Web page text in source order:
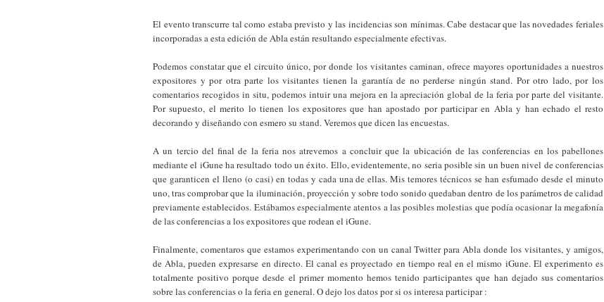
El evento transcurre tal como estaba previsto y las incidencias son mínimas. Cabe destacar que las novedades feriales
incorporadas a esta edición de Abla están resultando especialmente efectivas.
Podemos constatar que el circuito único, por donde los visitantes caminan, ofrece mayores oportunidades a nuestros
expositores y por otra parte los visitantes tienen la garantía de no perderse ningún stand. Por otro lado, por los
comentarios recogidos in situ, podemos intuir una mejora en la apreciación global de la feria por parte del visitante.
Por supuesto, el merito lo tienen los expositores que han apostado por participar en Abla y han echado el resto
decorando y diseñando con esmero su stand. Veremos que dicen las encuestas.
A un tercio del final de la feria nos atrevemos a concluir que la ubicación de las conferencias en los pabellones
mediante el iGune ha resultado todo un éxito. Ello, evidentemente, no seria posible sin un buen nivel de conferencias
que garanticen el lleno (o casi) en todas y cada una de ellas. Mis temores técnicos se han esfumado desde el minuto
uno, tras comprobar que la iluminación, proyección y sobre todo sonido quedaban dentro de los parámetros de calidad
previamente establecidos. Estábamos especialmente atentos a las posibles molestias que podía ocasionar la megafonía
de las conferencias a los expositores que rodean el iGune.
Finalmente, comentaros que estamos experimentando con un canal Twitter para Abla donde los visitantes, y amigos,
de Abla, pueden expresarse en directo. El canal es proyectado en tiempo real en el mismo iGune. El experimento es
totalmente positivo porque desde el primer momento hemos tenido participantes que han dejado sus comentarios
sobre las conferencias o la feria en general. O dejo los datos por si os interesa participar :